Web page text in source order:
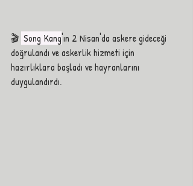
🎬 Song Kang'ın 2 Nisan'da askere gideceği
doğrulandı ve askerlik hizmeti için
hazırlıklara başladı ve hayranlarını
duygulandırdı.